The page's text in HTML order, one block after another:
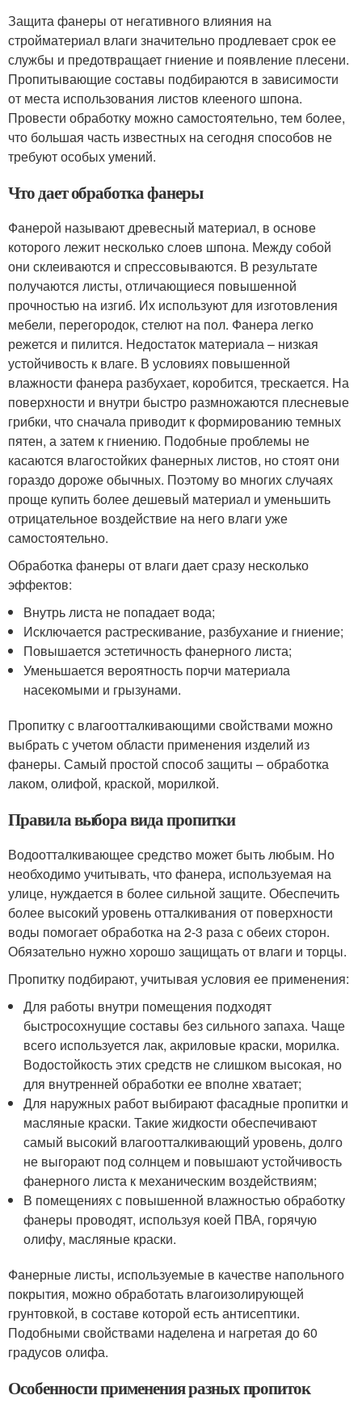
Защита фанеры от негативного влияния на
стройматериал влаги значительно продлевает срок ее
службы и предотвращает гниение и появление плесени.
Пропитывающие составы подбираются в зависимости
от места использования листов клееного шпона.
Провести обработку можно самостоятельно, тем более,
что большая часть известных на сегодня способов не
требуют особых умений.
Что дает обработка фанеры
Фанерой называют древесный материал, в основе
которого лежит несколько слоев шпона. Между собой
они склеиваются и спрессовываются. В результате
получаются листы, отличающиеся повышенной
прочностью на изгиб. Их используют для изготовления
мебели, перегородок, стелют на пол. Фанера легко
режется и пилится. Недостаток материала – низкая
устойчивость к влаге. В условиях повышенной
влажности фанера разбухает, коробится, трескается. На
поверхности и внутри быстро размножаются плесневые
грибки, что сначала приводит к формированию темных
пятен, а затем к гниению. Подобные проблемы не
касаются влагостойких фанерных листов, но стоят они
гораздо дороже обычных. Поэтому во многих случаях
проще купить более дешевый материал и уменьшить
отрицательное воздействие на него влаги уже
самостоятельно.
Обработка фанеры от влаги дает сразу несколько
эффектов:
Внутрь листа не попадает вода;
Исключается растрескивание, разбухание и гниение;
Повышается эстетичность фанерного листа;
Уменьшается вероятность порчи материала
насекомыми и грызунами.
Пропитку с влагоотталкивающими свойствами можно
выбрать с учетом области применения изделий из
фанеры. Самый простой способ защиты – обработка
лаком, олифой, краской, морилкой.
Правила выбора вида пропитки
Водоотталкивающее средство может быть любым. Но
необходимо учитывать, что фанера, используемая на
улице, нуждается в более сильной защите. Обеспечить
более высокий уровень отталкивания от поверхности
воды помогает обработка на 2-3 раза с обеих сторон.
Обязательно нужно хорошо защищать от влаги и торцы.
Пропитку подбирают, учитывая условия ее применения:
Для работы внутри помещения подходят
быстросохнущие составы без сильного запаха. Чаще
всего используется лак, акриловые краски, морилка.
Водостойкость этих средств не слишком высокая, но
для внутренней обработки ее вполне хватает;
Для наружных работ выбирают фасадные пропитки и
масляные краски. Такие жидкости обеспечивают
самый высокий влагоотталкивающий уровень, долго
не выгорают под солнцем и повышают устойчивость
фанерного листа к механическим воздействиям;
В помещениях с повышенной влажностью обработку
фанеры проводят, используя коей ПВА, горячую
олифу, масляные краски.
Фанерные листы, используемые в качестве напольного
покрытия, можно обработать влагоизолирующей
грунтовкой, в составе которой есть антисептики.
Подобными свойствами наделена и нагретая до 60
градусов олифа.
Особенности применения разных пропиток